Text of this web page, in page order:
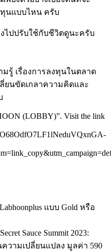
ทุนแบบไหน ครับ
ไปปรับใช้กับชีวิตดูนะครับ
รู้ เรื่องการลงทุนในตลาด
ยนขัดเกลาความคิดและ
(LOBBY)”. Visit the link
Labhoonplus แบบ Gold หรือ
Sauce Summit 2023:
ความเปลี่ยนแปลง มูลค่า 590